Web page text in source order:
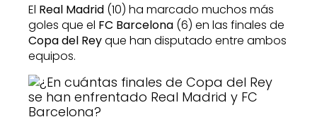
El Real Madrid (10) ha marcado muchos más
goles que el FC Barcelona (6) en las finales de
Copa del Reyque han disputado entre ambos
equipos.